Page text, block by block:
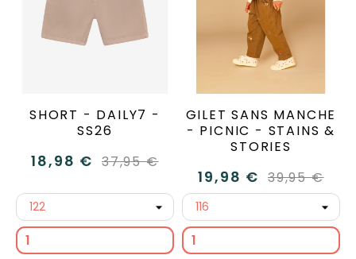
SHORT - DAILY7 -
SS26
18,98 € 37,95 €
GILET SANS MANCHE
- PICNIC - STAINS &
STORIES
19,98 € 39,95 €